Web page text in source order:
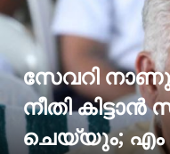
സേവറി
നീതി
ചെയ്യും; എം